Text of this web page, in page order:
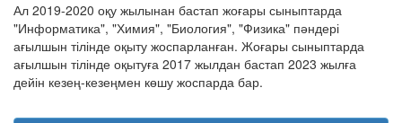
Ал 2019-2020 оқу жылынан бастап жоғары сыныптарда
"Информатика", "Химия", "Биология", "Физика" пәндері
ағылшын тілінде оқыту жоспарланған. Жоғары сыныптарда
ағылшын тілінде оқытуға 2017 жылдан бастап 2023 жылға
дейін кезең-кезеңмен көшу жоспарда бар.